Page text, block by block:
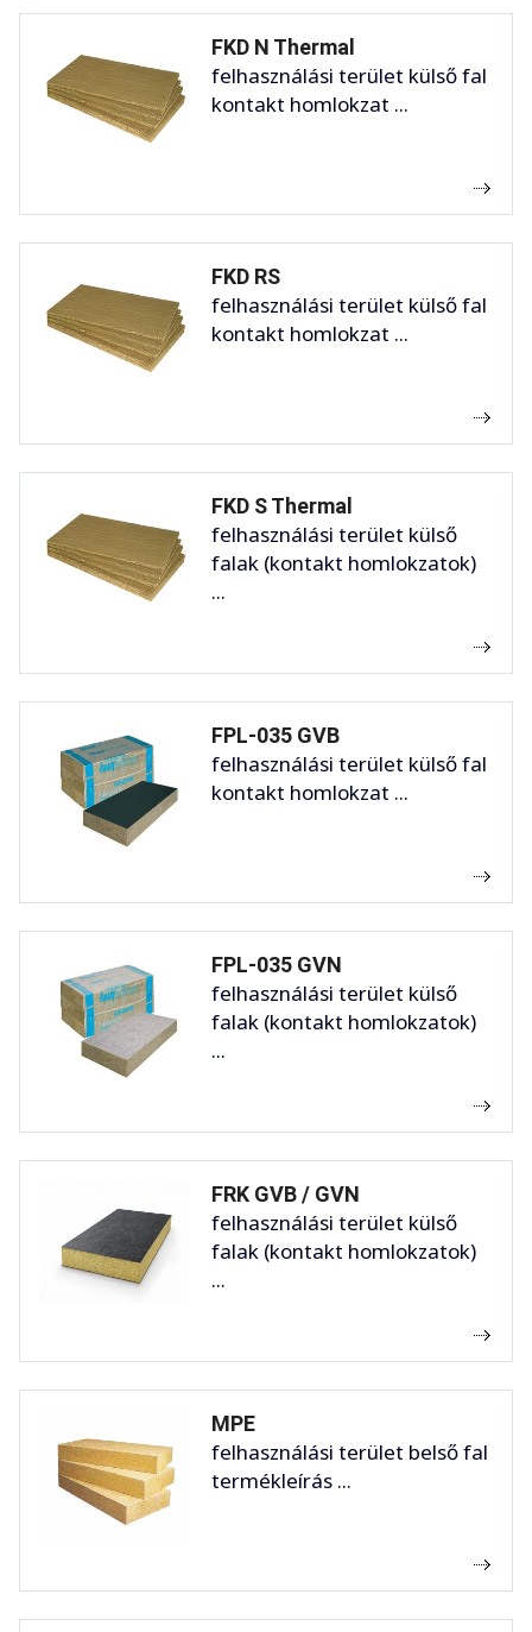
FKD N Thermal
felhasználási terület külső fal
kontakt homlokzat ...
FKD RS
felhasználási terület külső fal
kontakt homlokzat ...
FKD S Thermal
felhasználási terület külső
falak (kontakt homlokzatok)
...
FPL-035 GVB
felhasználási terület külső fal
kontakt homlokzat ...
FPL-035 GVN
felhasználási terület külső
falak (kontakt homlokzatok)
...
FRK GVB / GVN
felhasználási terület külső
falak (kontakt homlokzatok)
...
MPE
felhasználási terület belső fal
termékleírás ...